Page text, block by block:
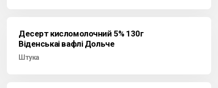
Десерт кисломолочний 5% 130г
Віденськаі вафлі Дольче
Штука